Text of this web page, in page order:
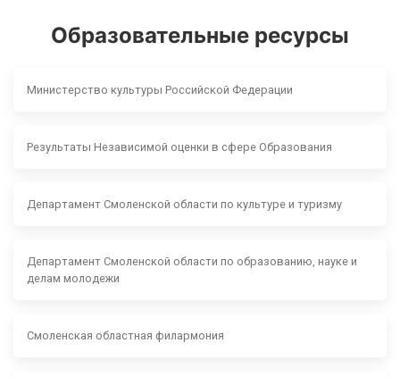
Образовательные ресурсы
Министерство культуры Российской Федерации
Результаты Независимой оценки в сфере Образования
Департамент Смоленской области по культуре и туризму
Департамент Смоленской области по образованию, науке и
делам молодежи
Смоленская областная филармония